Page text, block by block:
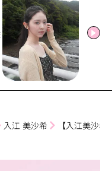
入江 美沙希 【入江美沙